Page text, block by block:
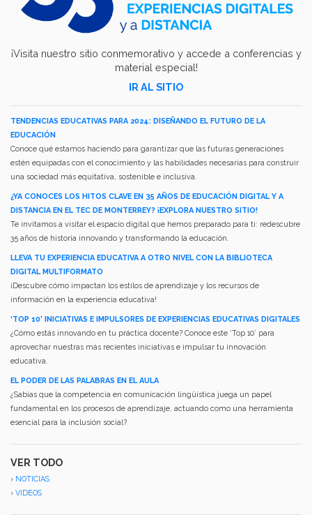
¡Visita nuestro sitio conmemorativo y accede a conferencias y
material especial!
IR AL SITIO
TENDENCIAS EDUCATIVAS PARA 2024: DISEÑANDO EL FUTURO DE LA
EDUCACIÓN
Conoce qué estamos haciendo para garantizar que las futuras generaciones
estén equipadas con el conocimiento y las habilidades necesarias para construir
una sociedad más equitativa, sostenible e inclusiva.
¿YA CONOCES LOS HITOS CLAVE EN 35 AÑOS DE EDUCACIÓN DIGITAL Y A
DISTANCIA EN EL TEC DE MONTERREY? ¡EXPLORA NUESTRO SITIO!
Te invitamos a visitar el espacio digital que hemos preparado para ti: redescubre
35 años de historia innovando y transformando la educación.
LLEVA TU EXPERIENCIA EDUCATIVA A OTRO NIVEL CON LA BIBLIOTECA
DIGITAL MULTIFORMATO
¡Descubre cómo impactan los estilos de aprendizaje y los recursos de
información en la experiencia educativa!
‘TOP 10’ INICIATIVAS E IMPULSORES DE EXPERIENCIAS EDUCATIVAS DIGITALES
¿Cómo estás innovando en tu práctica docente? Conoce este ‘Top 10’ para
aprovechar nuestras más recientes iniciativas e impulsar tu innovación
educativa.
EL PODER DE LAS PALABRAS EN EL AULA
¿Sabías que la competencia en comunicación lingüística juega un papel
fundamental en los procesos de aprendizaje, actuando como una herramienta
esencial para la inclusión social?
VER TODO
› NOTICIAS
› VIDEOS